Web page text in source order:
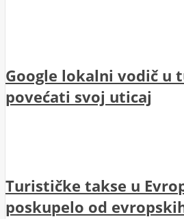
Google lokalni vodič u
povećati svoj uticaj
Turističke takse u
poskupelo od